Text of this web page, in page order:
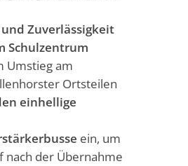
Zuverlässigkeit
Schulzentrum
Umstieg am
Ortsteilen
einhellige
ein, um
nach der Übernahme